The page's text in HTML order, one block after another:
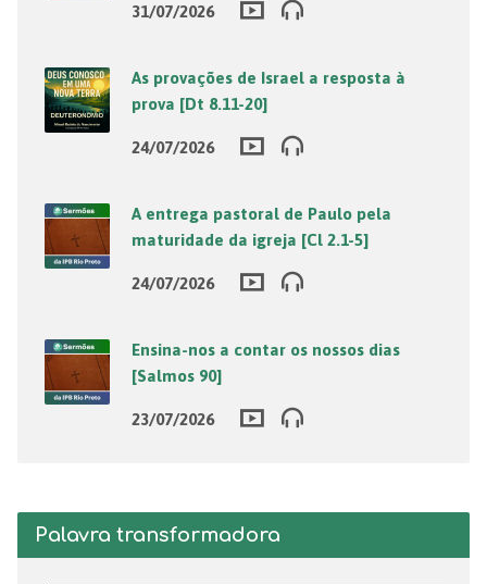
31/07/2026
As provações de Israel a resposta à
prova [Dt 8.11-20]
24/07/2026
A entrega pastoral de Paulo pela
maturidade da igreja [Cl 2.1-5]
24/07/2026
Ensina-nos a contar os nossos dias
[Salmos 90]
23/07/2026
Palavra transformadora